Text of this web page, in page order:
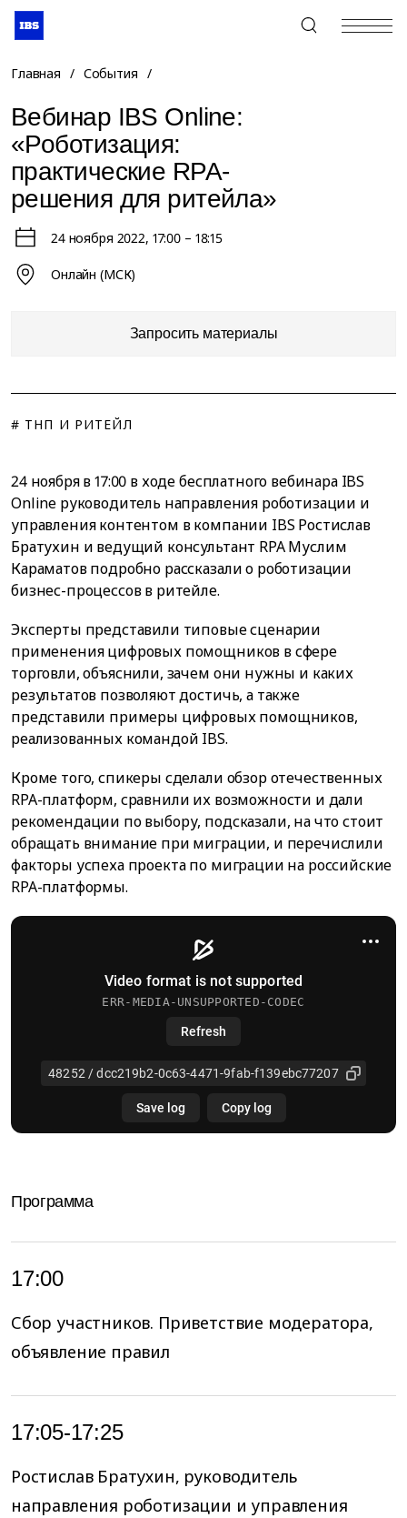
+7 (495) 967-80-80
Главная / События /
Вебинар IBS Online:
«Роботизация:
практические RPA-
решения для ритейла»
24 ноября 2022, 17:00 – 18:15
Онлайн (МСК)
Запросить материалы
# ТНП И РИТЕЙЛ
24 ноября в 17:00 в ходе бесплатного вебинара IBS
Online руководитель направления роботизации и
управления контентом в компании IBS Ростислав
Братухин и ведущий консультант RPA Муслим
Караматов подробно рассказали о роботизации
бизнес-процессов в ритейле.
Эксперты представили типовые сценарии
применения цифровых помощников в сфере
торговли, объяснили, зачем они нужны и каких
результатов позволяют достичь, а также
представили примеры цифровых помощников,
реализованных командой IBS.
Кроме того, спикеры сделали обзор отечественных
RPA-платформ, сравнили их возможности и дали
рекомендации по выбору, подсказали, на что стоит
обращать внимание при миграции, и перечислили
факторы успеха проекта по миграции на российские
RPA-платформы.
Программа
17:00
Сбор участников. Приветствие модератора,
объявление правил
17:05-17:25
Ростислав Братухин, руководитель
направления роботизации и управления